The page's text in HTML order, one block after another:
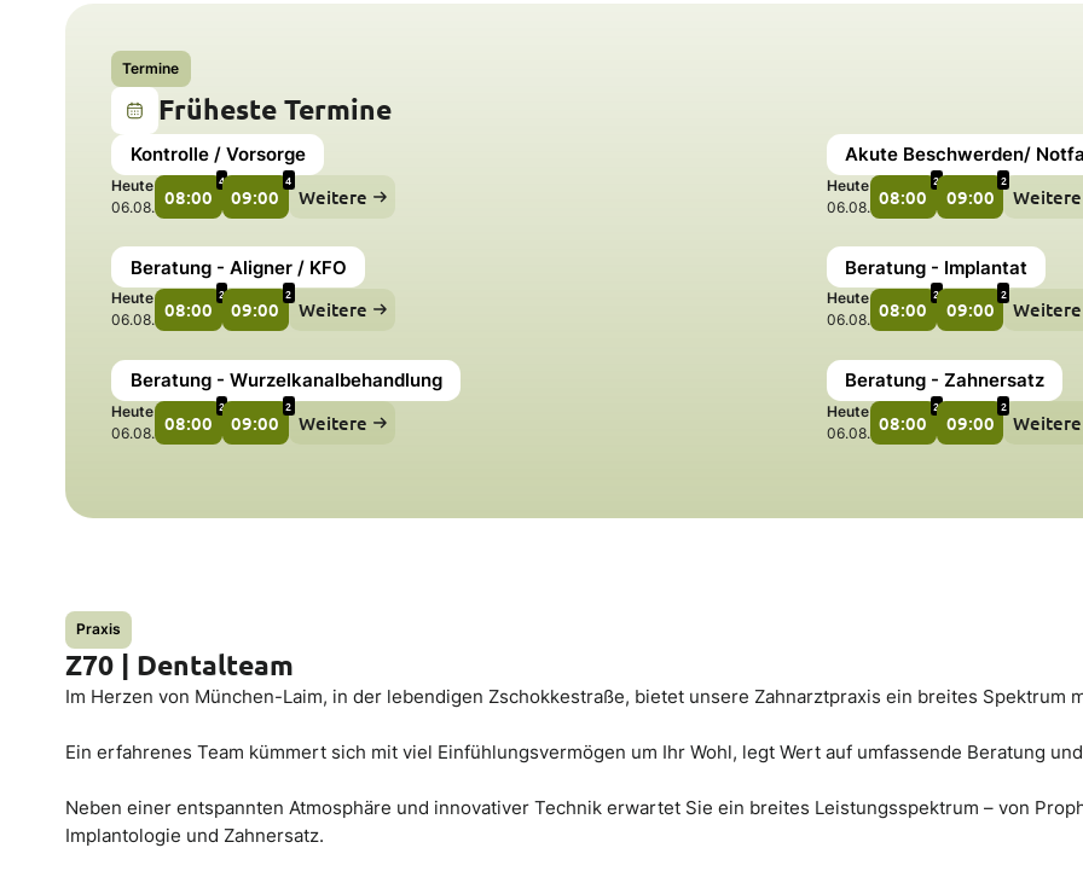
Termine
Früheste Termine
Kontrolle / Vorsorge
Heute
06.08. 08:00
4
09:00
4
Weitere
Akute Beschwerden/
Heute
06.08. 08:00
2
09:00
2
Weitere
Beratung - Aligner / KFO
Heute
06.08. 08:00
2
09:00
2
Weitere
Beratung - Implantat
Heute
06.08. 08:00
2
09:00
2
Weitere
Beratung - Wurzelkanalbehandlung
Heute
06.08. 08:00
2
09:00
2
Weitere
Beratung - Zahnersatz
Heute
06.08. 08:00
2
09:00
2
Weitere
Praxis
Z70 | Dentalteam
Im Herzen von München-Laim, in der lebendigen Zschokkestraße, bietet unsere Zahnarztpraxis ein breites Spektrum
Ein erfahrenes Team kümmert sich mit viel Einfühlungsvermögen um Ihr Wohl, legt Wert auf umfassende Beratung
Neben einer entspannten Atmosphäre und innovativer Technik erwartet Sie ein breites Leistungsspektrum – von
Implantologie und Zahnersatz.